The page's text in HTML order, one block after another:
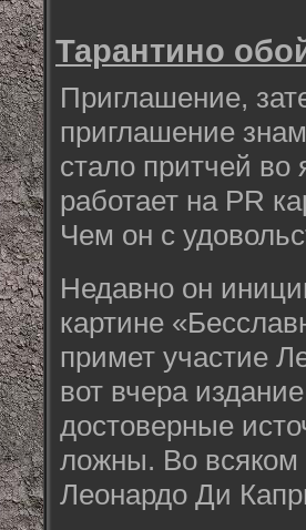
Тарантино
Приглашение,
приглашение
стало притчей
работает на PR
Чем он с
Недавно он
картине
примет участие
вот вчера
достоверные
ложны. Во всяком
Леонардо Ди